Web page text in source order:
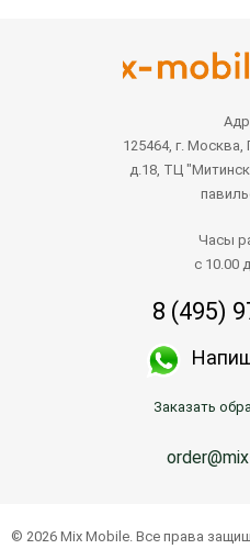
125464, г.
д.18, ТЦ
Часы
с 10.00
8 (495)
Заказать
© 2026 Mix Mobile. Все права